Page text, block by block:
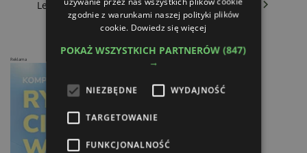
Lemken - Punktowy siew w podwójnych rzędach
Reklama
zgodnie z warunkami naszej polityki plików
cookie. Dowiedz się więcej
POKAŻ WSZYSTKICH PARTNERÓW(847)
→
NIEZBĘDNE WYDAJNOŚĆ
TARGETOWANIE
FUNKCJONALNOŚĆ